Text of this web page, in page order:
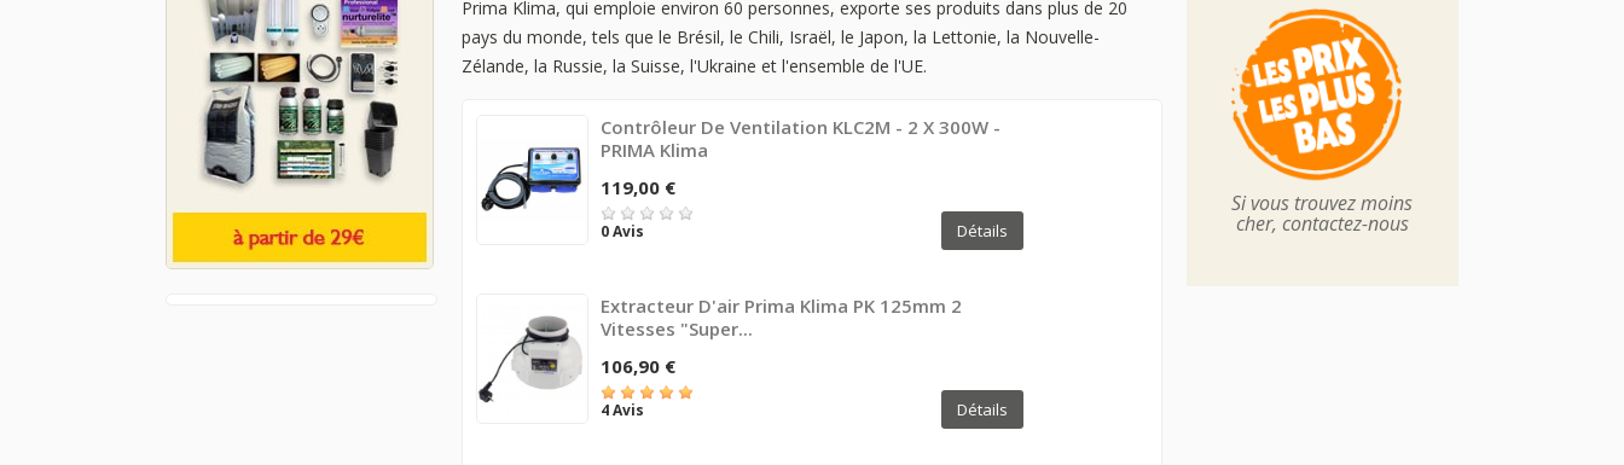
Prima Klima, qui emploie environ 60 personnes, exporte ses produits dans plus de 20
pays du monde, tels que le Brésil, le Chili, Israël, le Japon, la Lettonie, la Nouvelle-
Zélande, la Russie, la Suisse, l'Ukraine et l'ensemble de l'UE.
Contrôleur De Ventilation KLC2M - 2 X 300W -
PRIMA Klima
119,00 €
0 Avis Détails
Extracteur D'air Prima Klima PK 125mm 2
Vitesses "Super...
106,90 €
4 Avis Détails
Si vous trouvez moins
cher, contactez-nous